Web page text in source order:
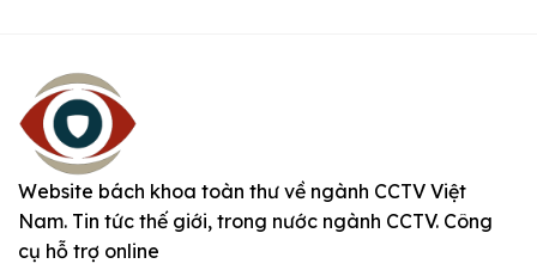
Website bách khoa toàn thư về ngành CCTV Việt
Nam. Tin tức thế giới, trong nước ngành CCTV. Công
cụ hỗ trợ online